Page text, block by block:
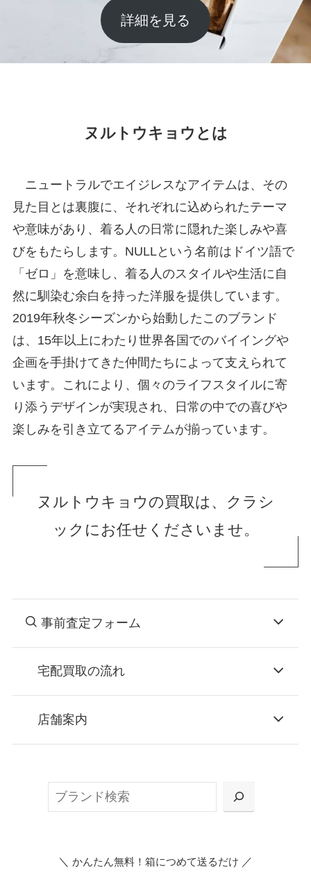
詳細を見る
ヌルトウキョウとは
ニュートラルでエイジレスなアイテムは、その
見た目とは裏腹に、それぞれに込められたテーマ
や意味があり、着る人の日常に隠れた楽しみや喜
びをもたらします。NULLという名前はドイツ語で
「ゼロ」を意味し、着る人のスタイルや生活に自
然に馴染む余白を持った洋服を提供しています。
2019年秋冬シーズンから始動したこのブランド
は、15年以上にわたり世界各国でのバイイングや
企画を手掛けてきた仲間たちによって支えられて
います。これにより、個々のライフスタイルに寄
り添うデザインが実現され、日常の中での喜びや
楽しみを引き立てるアイテムが揃っています。
ヌルトウキョウの買取は、クラシ
ックにお任せくださいませ。
事前査定フォーム
宅配買取の流れ
お申込み
または梱包材不要の「集荷申込」からお選び
店舗案内
＼ かんたん無料！箱につめて送るだけ ／